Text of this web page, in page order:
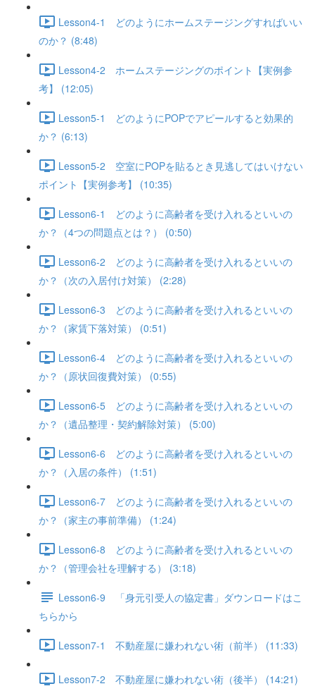
Lesson4-1 どのようにホームステージングすればいい
のか？ (8:48)
Lesson4-2 ホームステージングのポイント【実例参
考】 (12:05)
Lesson5-1 どのようにPOPでアピールすると効果的
か？ (6:13)
Lesson5-2 空室にPOPを貼るとき見逃してはいけない
ポイント【実例参考】 (10:35)
Lesson6-1 どのように高齢者を受け入れるといいの
か？（4つの問題点とは？） (0:50)
Lesson6-2 どのように高齢者を受け入れるといいの
か？（次の入居付け対策） (2:28)
Lesson6-3 どのように高齢者を受け入れるといいの
か？（家賃下落対策） (0:51)
Lesson6-4 どのように高齢者を受け入れるといいの
か？（原状回復費対策） (0:55)
Lesson6-5 どのように高齢者を受け入れるといいの
か？（遺品整理・契約解除対策） (5:00)
Lesson6-6 どのように高齢者を受け入れるといいの
か？（入居の条件） (1:51)
Lesson6-7 どのように高齢者を受け入れるといいの
か？（家主の事前準備） (1:24)
Lesson6-8 どのように高齢者を受け入れるといいの
か？（管理会社を理解する） (3:18)
Lesson6-9 「身元引受人の協定書」ダウンロードはこ
ちらから
Lesson7-1 不動産屋に嫌われない術（前半） (11:33)
Lesson7-2 不動産屋に嫌われない術（後半） (14:21)